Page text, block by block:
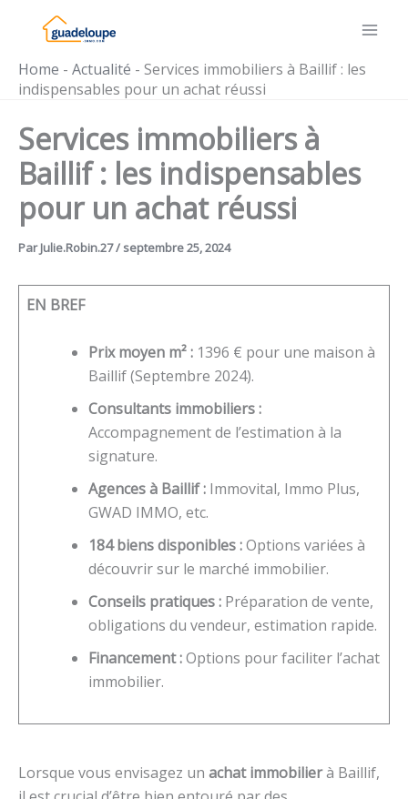
Home - Actualité - Services immobiliers à Baillif : les
indispensables pour un achat réussi
Services immobiliers à
Baillif : les indispensables
pour un achat réussi
ParJulie.Robin.27/ septembre 25, 2024
EN BREF
Prix moyen m² : 1396 € pour une maison à
Baillif (Septembre 2024).
Consultants immobiliers :
Accompagnement de l’estimation à la
signature.
Agences à Baillif : Immovital, Immo Plus,
GWAD IMMO, etc.
184 biens disponibles :Options variées à
découvrir sur le marché immobilier.
Conseils pratiques : Préparation de vente,
obligations du vendeur, estimation rapide.
Financement :Options pour faciliter l’achat
immobilier.
Lorsque vous envisagez un achat immobilierà Baillif,